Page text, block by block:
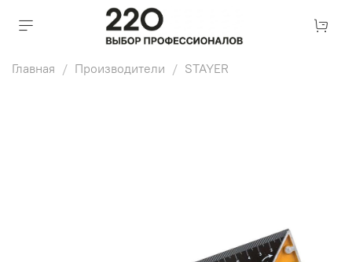
Главная Производители STAYER